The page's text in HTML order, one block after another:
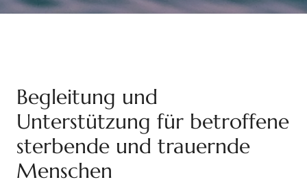
Begleitung und
Unterstützung für betroffene
sterbende und trauernde
Menschen